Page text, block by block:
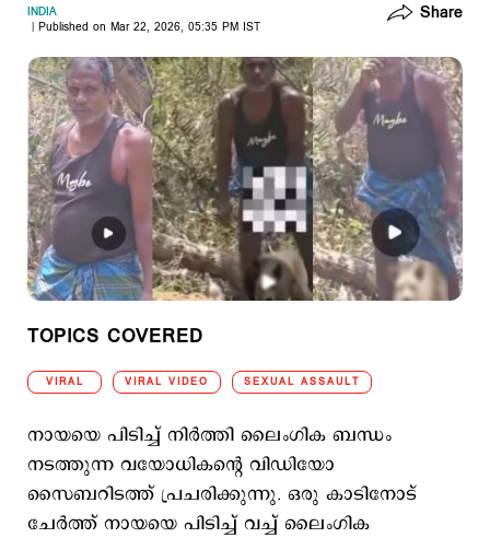
INDIA
Published on Mar 22, 2026, 05:35 PM IST
Share
TOPICS COVERED
VIRAL VIRAL VIDEO SEXUAL ASSAULT
നായയെ പിടിച്ച് നിര്‍ത്തി ലൈംഗിക ബന്ധം
നടത്തുന്ന വയോധികന്‍റെ വിഡിയോ
സൈബറിടത്ത് പ്രചരിക്കുന്നു. ഒരു കാടിനോട്
ചേര്‍ത്ത് നായയെ പിടിച്ച് വച്ച് ലൈംഗിക